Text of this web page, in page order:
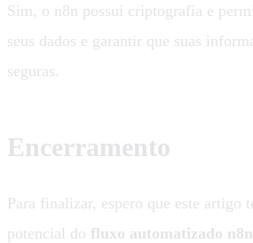
Sim, o n8n possui criptografia e
seus dados e garantir que suas
seguras.
Encerramento
Para finalizar, espero que este artigo
potencial do fluxo automatizado n8n